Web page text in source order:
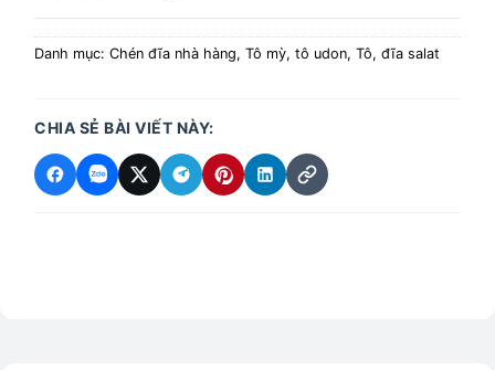
Danh mục: Chén đĩa nhà hàng, Tô mỳ, tô udon, Tô, đĩa salat
CHIA SẺ BÀI VIẾT NÀY: